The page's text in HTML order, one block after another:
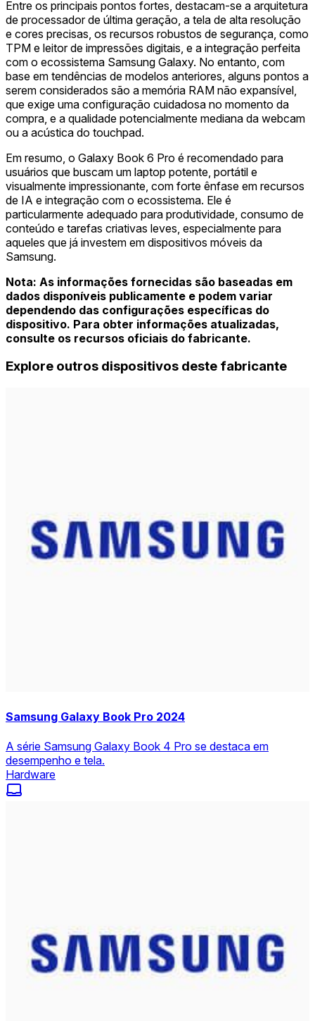
Entre os principais pontos fortes, destacam-se a arquitetura
de processador de última geração, a tela de alta resolução
e cores precisas, os recursos robustos de segurança, como
TPM e leitor de impressões digitais, e a integração perfeita
com o ecossistema Samsung Galaxy. No entanto, com
base em tendências de modelos anteriores, alguns pontos a
serem considerados são a memória RAM não expansível,
que exige uma configuração cuidadosa no momento da
compra, e a qualidade potencialmente mediana da webcam
ou a acústica do touchpad.
Em resumo, o Galaxy Book 6 Pro é recomendado para
usuários que buscam um laptop potente, portátil e
visualmente impressionante, com forte ênfase em recursos
de IA e integração com o ecossistema. Ele é
particularmente adequado para produtividade, consumo de
conteúdo e tarefas criativas leves, especialmente para
aqueles que já investem em dispositivos móveis da
Samsung.
Nota: As informações fornecidas são baseadas em
dados disponíveis publicamente e podem variar
dependendo das configurações específicas do
dispositivo. Para obter informações atualizadas,
consulte os recursos oficiais do fabricante.
Explore outros dispositivos deste fabricante
Samsung Galaxy Book Pro 2024
A série Samsung Galaxy Book 4 Pro se destaca em
desempenho e tela.
Hardware